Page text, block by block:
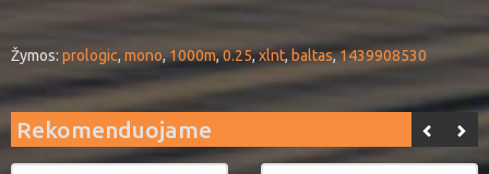
Žymos: prologic, mono,1000m,0.25,xlnt, baltas,1439908530
Rekomenduojame